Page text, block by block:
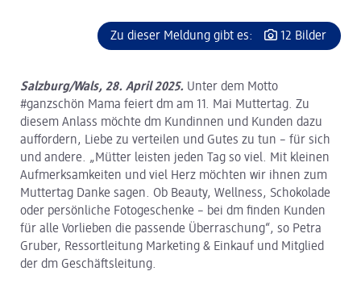
Zu dieser Meldung gibt es: 12 Bilder
Salzburg/Wals, 28. April 2025. Unter dem Motto
#ganzschön Mama feiert dm am 11. Mai Muttertag. Zu
diesem Anlass möchte dm Kundinnen und Kunden dazu
auffordern, Liebe zu verteilen und Gutes zu tun – für sich
und andere. „Mütter leisten jeden Tag so viel. Mit kleinen
Aufmerksamkeiten und viel Herz möchten wir ihnen zum
Muttertag Danke sagen. Ob Beauty, Wellness, Schokolade
oder persönliche Fotogeschenke – bei dm finden Kunden
für alle Vorlieben die passende Überraschung“, so Petra
Gruber, Ressortleitung Marketing & Einkauf und Mitglied
der dm Geschäftsleitung.